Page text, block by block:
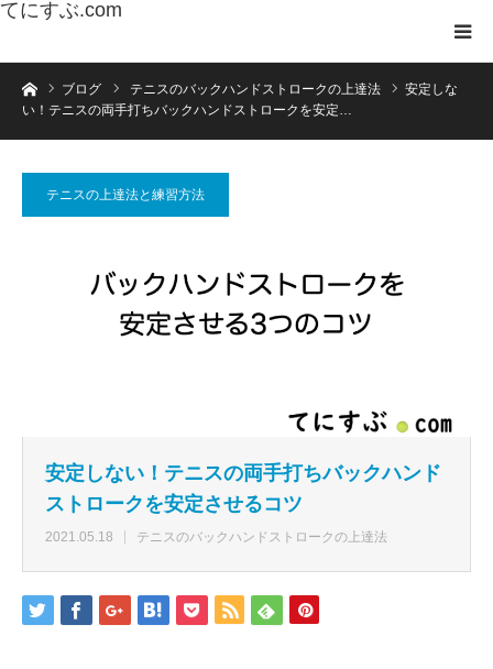
てにすぶ.com
ホームブログ テニスのバックハンドストロークの上達法
安定しな
い！テニスの両手打ちバックハンドストロークを安定…
テニスの上達法と練習方法
安定しない！テニスの両手打ちバックハンド
ストロークを安定させるコツ
2021.05.18 テニスのバックハンドストロークの上達法